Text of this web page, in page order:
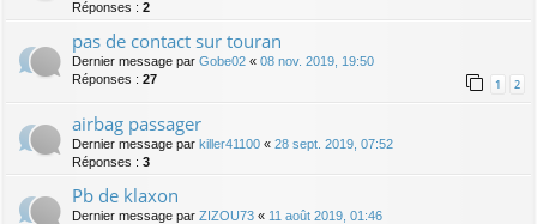
Réponses : 2
pas de contact sur touran
Dernier message par Gobe02 « 08 nov. 2019, 19:50
Réponses : 27 1 2
airbag passager
Dernier message par killer41100 « 28 sept. 2019, 07:52
Réponses : 3
Pb de klaxon
Dernier message par ZIZOU73 « 11 août 2019, 01:46